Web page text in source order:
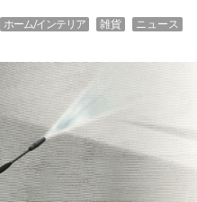
ニュース
雑貨
ホーム/インテリア